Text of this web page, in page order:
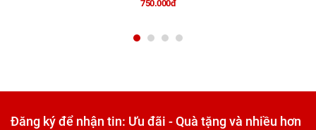
750.000đ
Đăng ký để nhận tin: Ưu đãi - Quà tặng và nhiều hơn